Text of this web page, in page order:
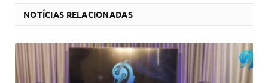
NOTÍCIAS RELACIONADAS